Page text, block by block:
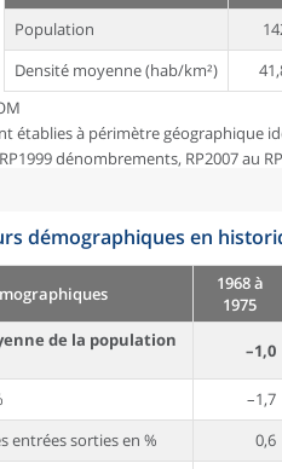
Population
Densité moyenne (hab/km²)
établies à périmètre géographique
dénombrements, RP2007 au
démographiques en
1968 à
1975
de la population
–1,0
–1,7
entrées sorties en %
0,6